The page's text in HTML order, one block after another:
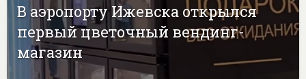
В аэропорту Ижевска открылся
первый цветочный вендинг-
магазин